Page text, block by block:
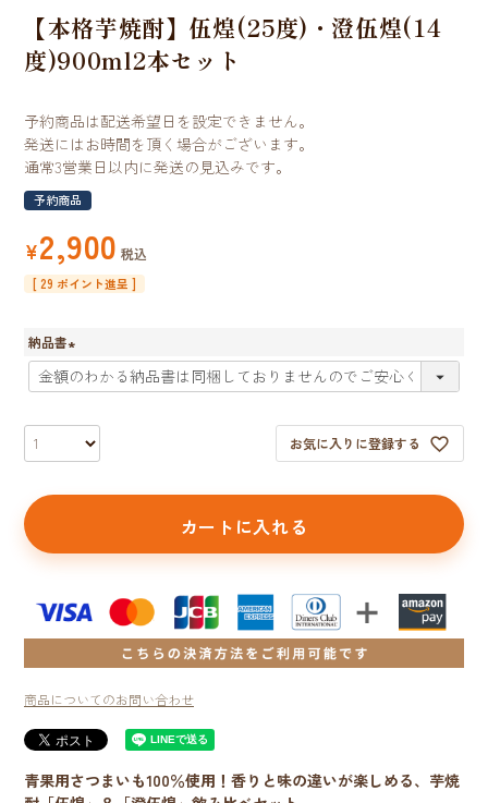
【本格芋焼酎】伍煌(25度)・澄伍煌(14
度)900ml2本セット
予約商品は配送希望日を設定できません。
発送にはお時間を頂く場合がございます。
通常3営業日以内に発送の見込みです。
予約商品
¥2,900 税込
[29 ポイント進呈 ]
納品書
(
必
)
お気に入りに登録する
カートに入れる
商品についてのお問い合わせ
青果用さつまいも100％使用！香りと味の違いが楽しめる、芋焼